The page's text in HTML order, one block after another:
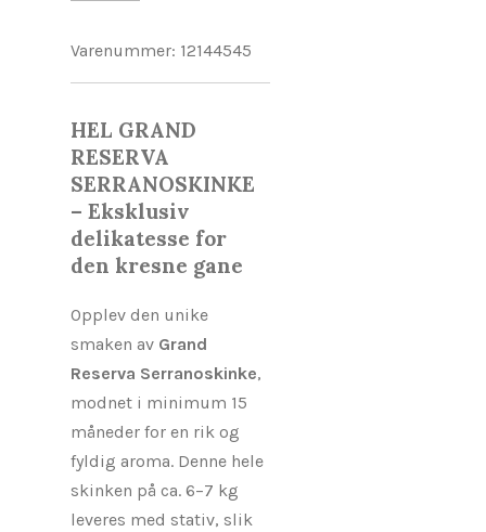
Varenummer: 12144545
HEL GRAND
RESERVA
SERRANOSKINKE
– Eksklusiv
delikatesse for
den kresne gane
Opplev den unike
smaken av Grand
Reserva Serranoskinke,
modnet i minimum 15
måneder for en rik og
fyldig aroma. Denne hele
skinken på ca. 6–7 kg
leveres med stativ, slik